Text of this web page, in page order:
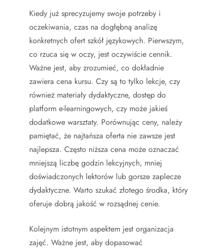
Kiedy już sprecyzujemy swoje potrzeby i
oczekiwania, czas na dogłębną analizę
konkretnych ofert szkół językowych. Pierwszym,
co rzuca się w oczy, jest oczywiście cennik.
Ważne jest, aby zrozumieć, co dokładnie
zawiera cena kursu. Czy są to tylko lekcje, czy
również materiały dydaktyczne, dostęp do
platform e-learningowych, czy może jakieś
dodatkowe warsztaty. Porównując ceny, należy
pamiętać, że najtańsza oferta nie zawsze jest
najlepsza. Często niższa cena może oznaczać
mniejszą liczbę godzin lekcyjnych, mniej
doświadczonych lektorów lub gorsze zaplecze
dydaktyczne. Warto szukać złotego środka, który
oferuje dobrą jakość w rozsądnej cenie.
Kolejnym istotnym aspektem jest organizacja
zajęć. Ważne jest, aby dopasować